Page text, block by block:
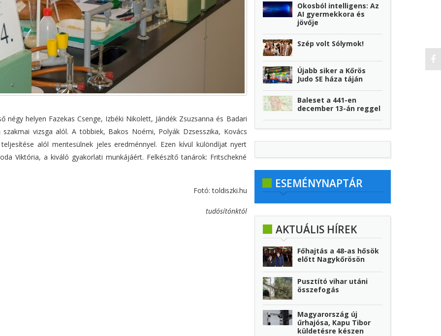
négy helyen Fazekas Csenge, Izbéki Nikolett, Jándék Zsuzsanna és Badari
vizsga alól. A többiek, Bakos Noémi, Polyák Dzsesszika, Kovács
alól mentesülnek jeles eredménnyel. Ezen kívül különdíjat nyert
Viktória, a kiváló gyakorlati munkájáért. Felkészítő tanárok: Fritschekné
Fotó: toldiszki.hu
tudósítónktól
Okosból intelligens: Az
AI gyermekkora és
jövője
Szép volt Sólymok!
Újabb siker a Kőrös
Judo SE háza táján
Baleset a 441-en
december 13-án reggel
ESEMÉNYNAPTÁR
AKTUÁLIS HÍREK
Főhajtás a 48-as hősök
előtt Nagykőrösön
Pusztító vihar utáni
összefogás
Magyarország új
űrhajósa, Kapu Tibor
küldetésre készen